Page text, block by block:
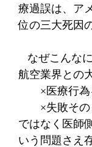
療過誤は、ア
位の三大死因
なぜこんな
航空業界との
×医療行為
×失敗その
ではなく医師
いう問題さえ